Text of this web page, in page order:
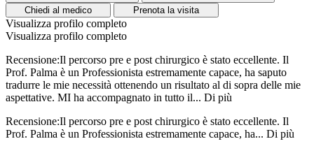
Chiedi al medico
Prenota la visita
Visualizza profilo completo
Visualizza profilo completo
Recensione:Il percorso pre e post chirurgico è stato eccellente. Il
Prof. Palma è un Professionista estremamente capace, ha saputo
tradurre le mie necessità ottenendo un risultato al di sopra delle mie
aspettative. MI ha accompagnato in tutto il... Di più
Recensione:Il percorso pre e post chirurgico è stato eccellente. Il
Prof. Palma è un Professionista estremamente capace, ha... Di più